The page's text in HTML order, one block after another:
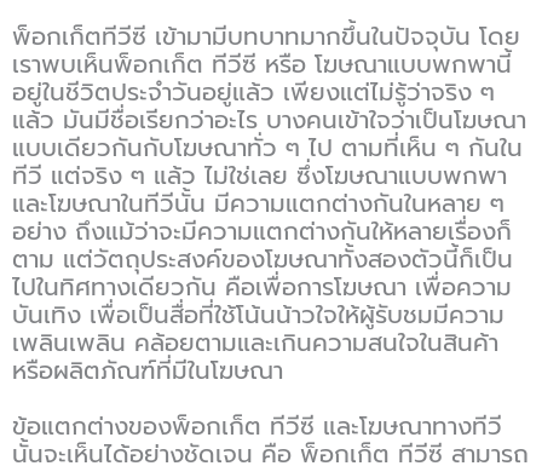
พ็อกเก็ตทีวีซี เข้ามามีบทบาทมากขึ้นในปัจจุบัน โดย
เราพบเห็นพ็อกเก็ต ทีวีซี หรือ โฆษณาแบบพกพานี้
อยู่ในชีวิตประจำวันอยู่แล้ว เพียงแต่ไม่รู้ว่าจริง ๆ
แล้ว มันมีชื่อเรียกว่าอะไร บางคนเข้าใจว่าเป็นโฆษณา
แบบเดียวกันกับโฆษณาทั่ว ๆ ไป ตามที่เห็น ๆ กันใน
ทีวี แต่จริง ๆ แล้ว ไม่ใช่เลย ซึ่งโฆษณาแบบพกพา
และโฆษณาในทีวีนั้น มีความแตกต่างกันในหลาย ๆ
อย่าง ถึงแม้ว่าจะมีความแตกต่างกันให้หลายเรื่องก็
ตาม แต่วัตถุประสงค์ของโฆษณาทั้งสองตัวนี้ก็เป็น
ไปในทิศทางเดียวกัน คือเพื่อการโฆษณา เพื่อความ
บันเทิง เพื่อเป็นสื่อที่ใช้โน้นน้าวใจให้ผู้รับชมมีความ
เพลินเพลิน คล้อยตามและเกินความสนใจในสินค้า
หรือผลิตภัณฑ์ที่มีในโฆษณา
ข้อแตกต่างของพ็อกเก็ต ทีวีซี และโฆษณาทางทีวี
นั้นจะเห็นได้อย่างชัดเจน คือ พ็อกเก็ต ทีวีซี สามารถ